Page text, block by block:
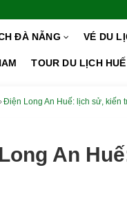
ĐÀ NẴNG VÉ DU
TOUR DU LỊCH HUẾ
›Điện Long An Huế: lịch sử, kiến
An